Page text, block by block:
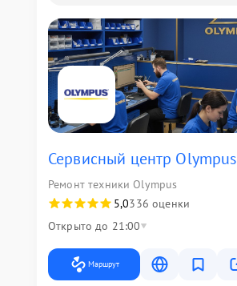
Сервисный центр Olympus
Ремонт техники Olympus
5,0336 оценки
Открыто до 21:00
Маршрут